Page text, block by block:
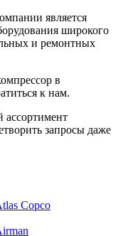
является
широкого
и ремонтных
в
к нам.
ассортимент
запросы даже